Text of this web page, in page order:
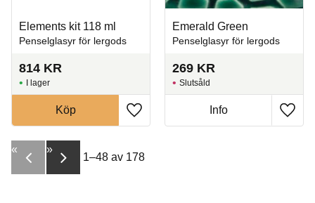
Elements kit 118 ml
Penselglasyr för lergods
814 KR
Lägg till i favoriter
I lager
Köp
Emerald Green
Penselglasyr för lergods
269 KR
Lägg
Slutsåld
Info
1–48 av 178
« »